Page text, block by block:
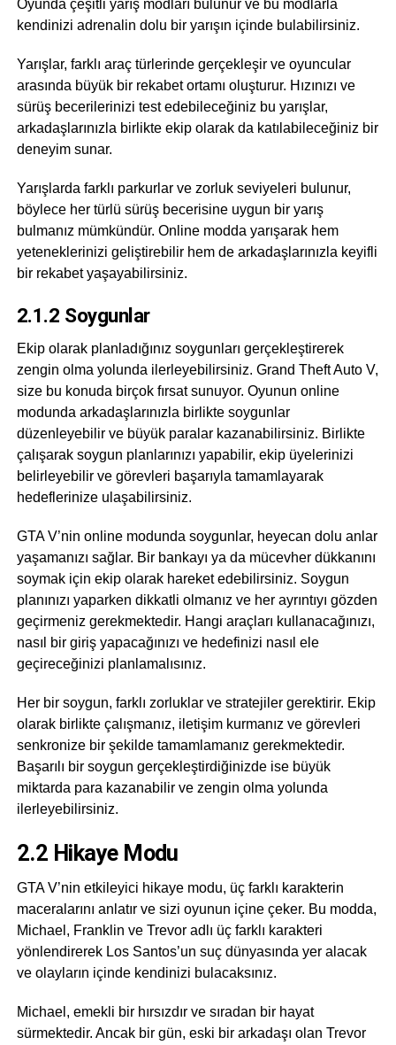
Oyunda çeşitli yarış modları bulunur ve bu modlarla
kendinizi adrenalin dolu bir yarışın içinde bulabilirsiniz.
Yarışlar, farklı araç türlerinde gerçekleşir ve oyuncular
arasında büyük bir rekabet ortamı oluşturur. Hızınızı ve
sürüş becerilerinizi test edebileceğiniz bu yarışlar,
arkadaşlarınızla birlikte ekip olarak da katılabileceğiniz bir
deneyim sunar.
Yarışlarda farklı parkurlar ve zorluk seviyeleri bulunur,
böylece her türlü sürüş becerisine uygun bir yarış
bulmanız mümkündür. Online modda yarışarak hem
yeteneklerinizi geliştirebilir hem de arkadaşlarınızla keyifli
bir rekabet yaşayabilirsiniz.
2.1.2 Soygunlar
Ekip olarak planladığınız soygunları gerçekleştirerek
zengin olma yolunda ilerleyebilirsiniz. Grand Theft Auto V,
size bu konuda birçok fırsat sunuyor. Oyunun online
modunda arkadaşlarınızla birlikte soygunlar
düzenleyebilir ve büyük paralar kazanabilirsiniz. Birlikte
çalışarak soygun planlarınızı yapabilir, ekip üyelerinizi
belirleyebilir ve görevleri başarıyla tamamlayarak
hedeflerinize ulaşabilirsiniz.
GTA V’nin online modunda soygunlar, heyecan dolu anlar
yaşamanızı sağlar. Bir bankayı ya da mücevher dükkanını
soymak için ekip olarak hareket edebilirsiniz. Soygun
planınızı yaparken dikkatli olmanız ve her ayrıntıyı gözden
geçirmeniz gerekmektedir. Hangi araçları kullanacağınızı,
nasıl bir giriş yapacağınızı ve hedefinizi nasıl ele
geçireceğinizi planlamalısınız.
Her bir soygun, farklı zorluklar ve stratejiler gerektirir. Ekip
olarak birlikte çalışmanız, iletişim kurmanız ve görevleri
senkronize bir şekilde tamamlamanız gerekmektedir.
Başarılı bir soygun gerçekleştirdiğinizde ise büyük
miktarda para kazanabilir ve zengin olma yolunda
ilerleyebilirsiniz.
2.2 Hikaye Modu
GTA V’nin etkileyici hikaye modu, üç farklı karakterin
maceralarını anlatır ve sizi oyunun içine çeker. Bu modda,
Michael, Franklin ve Trevor adlı üç farklı karakteri
yönlendirerek Los Santos’un suç dünyasında yer alacak
ve olayların içinde kendinizi bulacaksınız.
Michael, emekli bir hırsızdır ve sıradan bir hayat
sürmektedir. Ancak bir gün, eski bir arkadaşı olan Trevor